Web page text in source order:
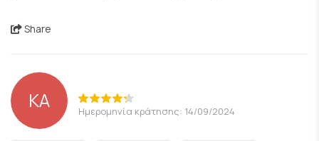
Share
KA Ημερομηνία κράτησης: 14/09/2024